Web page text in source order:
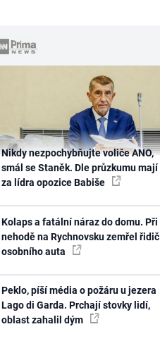
Nikdy nezpochybňujte voliče ANO,
smál se Staněk. Dle průzkumu mají
za lídra opozice Babiše
Kolaps a fatální náraz do domu. Při
nehodě na Rychnovsku zemřel řidič
osobního auta
Peklo, píší média o požáru u jezera
Lago di Garda. Prchají stovky lidí,
oblast zahalil dým